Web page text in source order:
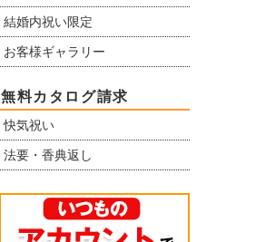
結婚内祝い限定
お客様ギャラリー
無料カタログ請求
快気祝い
法要・香典返し